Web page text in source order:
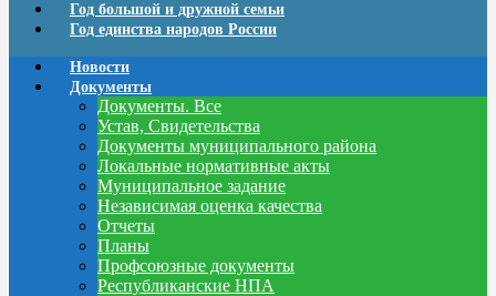
Год большой и дружной семьи
Год единства народов России
Новости
Документы
Документы. Все
Устав, Свидетельства
Документы муниципального района
Локальные нормативные акты
Муниципальное задание
Независимая оценка качества
Отчеты
Планы
Профсоюзные документы
Республиканские НПА